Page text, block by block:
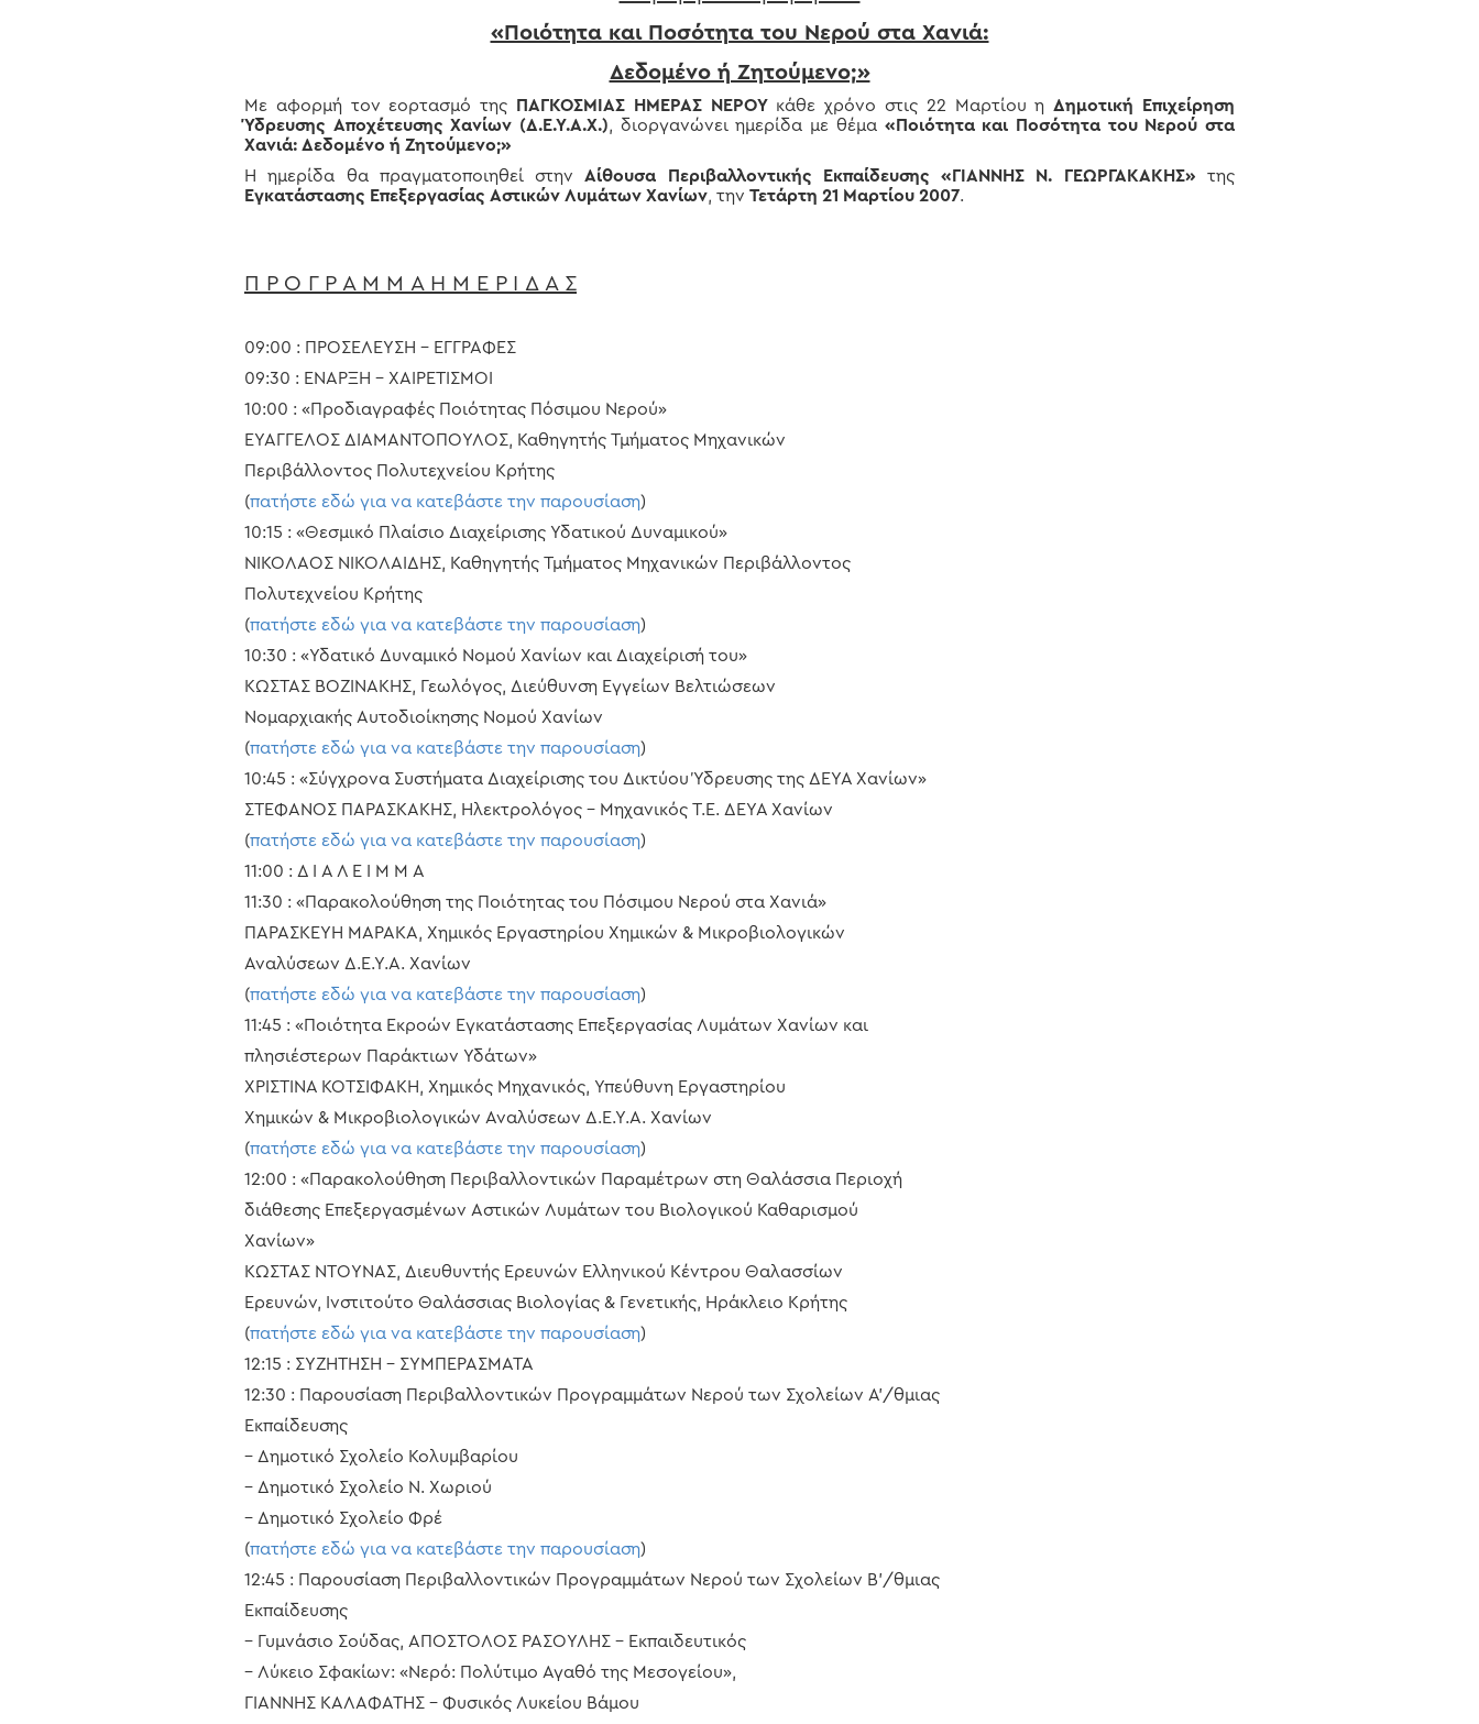
«Ποιότητα και Ποσότητα του Νερού στα Χανιά:
Δεδομένο ή Ζητούμενο;»
Με αφορμή τον εορτασμό της ΠΑΓΚΟΣΜΙΑΣ ΗΜΕΡΑΣ ΝΕΡΟΥκάθε χρόνο στις 22 Μαρτίου ηΔημοτική Επιχείρηση
Ύδρευσης Αποχέτευσης Χανίων (Δ.Ε.Υ.Α.Χ.), διοργανώνει ημερίδα με θέμα «Ποιότητα και Ποσότητα του Νερού στα
Χανιά: Δεδομένο ή Ζητούμενο;»
Η ημερίδα θα πραγματοποιηθεί στηνΑίθουσα Περιβαλλοντικής Εκπαίδευσης «ΓΙΑΝΝΗΣ Ν. ΓΕΩΡΓΑΚΑΚΗΣ»της
Εγκατάστασης Επεξεργασίας Αστικών Λυμάτων Χανίων, την Τετάρτη 21 Μαρτίου 2007.
Π Ρ Ο Γ Ρ Α Μ Μ Α Η Μ Ε Ρ Ι Δ Α Σ
09:00 : ΠΡΟΣΕΛΕΥΣΗ – ΕΓΓΡΑΦΕΣ
09:30 : ΕΝΑΡΞΗ – ΧΑΙΡΕΤΙΣΜΟΙ
10:00 : «Προδιαγραφές Ποιότητας Πόσιμου Νερού»
ΕΥΑΓΓΕΛΟΣ ΔΙΑΜΑΝΤΟΠΟΥΛΟΣ, Καθηγητής Τμήματος Μηχανικών
Περιβάλλοντος Πολυτεχνείου Κρήτης
(πατήστε εδώ για να κατεβάστε την παρουσίαση)
10:15 : «Θεσμικό Πλαίσιο Διαχείρισης Υδατικού Δυναμικού»
ΝΙΚΟΛΑΟΣ ΝΙΚΟΛΑΙΔΗΣ, Καθηγητής Τμήματος Μηχανικών Περιβάλλοντος
Πολυτεχνείου Κρήτης
(πατήστε εδώ για να κατεβάστε την παρουσίαση)
10:30 : «Υδατικό Δυναμικό Νομού Χανίων και Διαχείρισή του»
ΚΩΣΤΑΣ ΒΟΖΙΝΑΚΗΣ, Γεωλόγος, Διεύθυνση Εγγείων Βελτιώσεων
Νομαρχιακής Αυτοδιοίκησης Νομού Χανίων
(πατήστε εδώ για να κατεβάστε την παρουσίαση)
10:45 : «Σύγχρονα Συστήματα Διαχείρισης του Δικτύου Ύδρευσης της ΔΕΥΑ Χανίων»
ΣΤΕΦΑΝΟΣ ΠΑΡΑΣΚΑΚΗΣ, Ηλεκτρολόγος – Μηχανικός Τ.Ε. ΔΕΥΑ Χανίων
(πατήστε εδώ για να κατεβάστε την παρουσίαση)
11:00 : Δ Ι Α Λ Ε Ι Μ Μ Α
11:30 : «Παρακολούθηση της Ποιότητας του Πόσιμου Νερού στα Χανιά»
ΠΑΡΑΣΚΕΥΗ ΜΑΡΑΚΑ, Χημικός Εργαστηρίου Χημικών & Μικροβιολογικών
Αναλύσεων Δ.Ε.Υ.Α. Χανίων
(πατήστε εδώ για να κατεβάστε την παρουσίαση)
11:45 : «Ποιότητα Εκροών Εγκατάστασης Επεξεργασίας Λυμάτων Χανίων και
πλησιέστερων Παράκτιων Υδάτων»
ΧΡΙΣΤΙΝΑ ΚΟΤΣΙΦΑΚΗ, Χημικός Μηχανικός, Υπεύθυνη Εργαστηρίου
Χημικών & Μικροβιολογικών Αναλύσεων Δ.Ε.Υ.Α. Χανίων
(πατήστε εδώ για να κατεβάστε την παρουσίαση)
12:00 : «Παρακολούθηση Περιβαλλοντικών Παραμέτρων στη Θαλάσσια Περιοχή
διάθεσης Επεξεργασμένων Αστικών Λυμάτων του Βιολογικού Καθαρισμού
Χανίων»
ΚΩΣΤΑΣ ΝΤΟΥΝΑΣ, Διευθυντής Ερευνών Ελληνικού Κέντρου Θαλασσίων
Ερευνών, Ινστιτούτο Θαλάσσιας Βιολογίας & Γενετικής, Ηράκλειο Κρήτης
(πατήστε εδώ για να κατεβάστε την παρουσίαση)
12:15 : ΣΥΖΗΤΗΣΗ – ΣΥΜΠΕΡΑΣΜΑΤΑ
12:30 : Παρουσίαση Περιβαλλοντικών Προγραμμάτων Νερού των Σχολείων Α’/θμιας
Εκπαίδευσης
– Δημοτικό Σχολείο Κολυμβαρίου
– Δημοτικό Σχολείο Ν. Χωριού
– Δημοτικό Σχολείο Φρέ
(πατήστε εδώ για να κατεβάστε την παρουσίαση)
12:45 : Παρουσίαση Περιβαλλοντικών Προγραμμάτων Νερού των Σχολείων Β’/θμιας
Εκπαίδευσης
– Γυμνάσιο Σούδας, ΑΠΟΣΤΟΛΟΣ ΡΑΣΟΥΛΗΣ – Εκπαιδευτικός
– Λύκειο Σφακίων: «Νερό: Πολύτιμο Αγαθό της Μεσογείου»,
ΓΙΑΝΝΗΣ ΚΑΛΑΦΑΤΗΣ – Φυσικός Λυκείου Βάμου